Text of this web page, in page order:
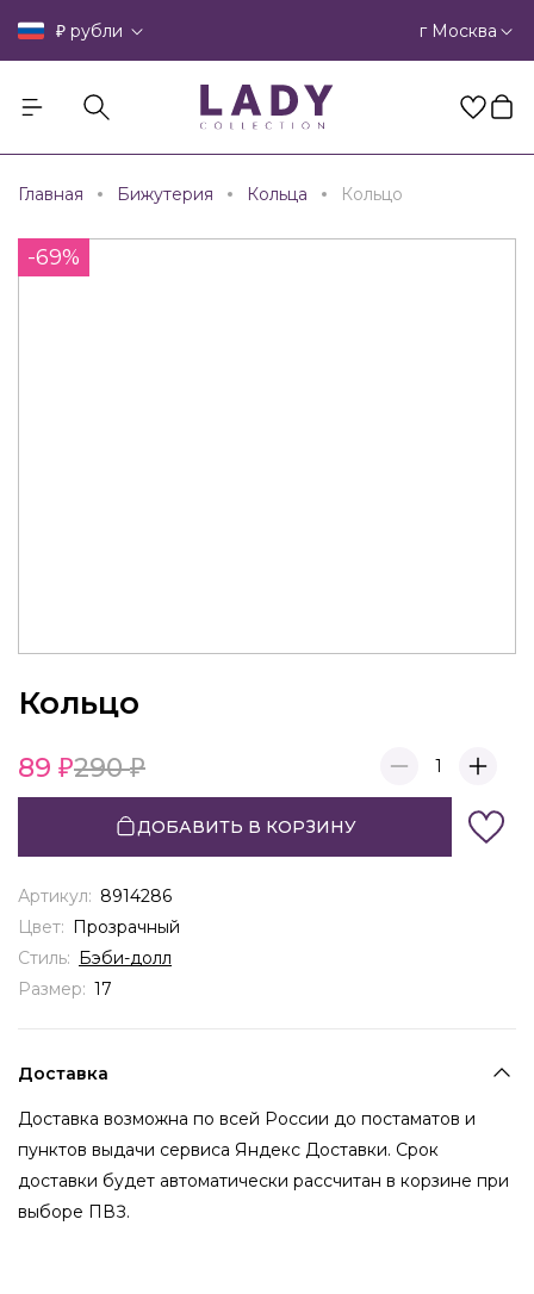
₽ рубли г Москва
Главная Бижутерия Кольца Кольцо
-69%
Кольцо
89 290 1
ДОБАВИТЬ В КОРЗИНУ
Артикул: 8914286
Цвет: Прозрачный
Стиль: Бэби-долл
Размер: 17
Доставка
Доставка возможна по всей России до постаматов и
пунктов выдачи сервиса Яндекс Доставки. Срок
доставки будет автоматически рассчитан в корзине при
выборе ПВЗ.